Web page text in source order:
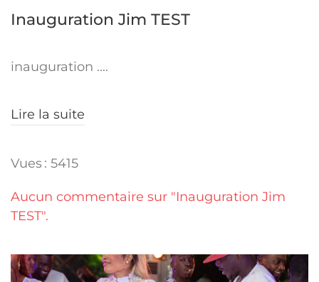
Inauguration Jim TEST
inauguration ....
Lire la suite
Vues : 5415
Aucun commentaire sur "Inauguration Jim
TEST".